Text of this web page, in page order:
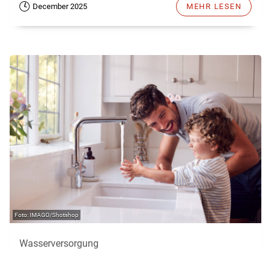
December 2025 MEHR LESEN
IMAGO/Shotshop
Wasserversorgung